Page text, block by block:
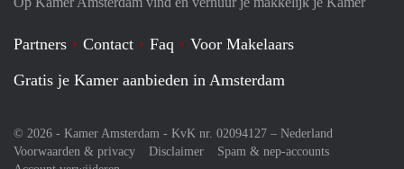
Partners Contact Faq
Voor Makelaars
Gratis je Kamer aanbieden in Amsterdam
© 2026 - Kamer Amsterdam - KvK nr. 02094127 – Nederland
Voorwaarden & privacy
Disclaimer
Spam & nep-accounts